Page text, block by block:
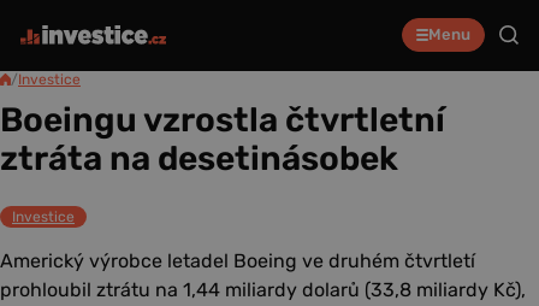
Menu
/Investice
Boeingu vzrostla čtvrtletní
ztráta na desetinásobek
Investice
Americký výrobce letadel Boeing ve druhém čtvrtletí
prohloubil ztrátu na 1,44 miliardy dolarů (33,8 miliardy Kč),